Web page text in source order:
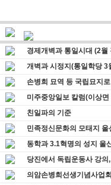
경제개벽과 통일시대 (2월
개벽과 시정지(통일학당 3
손병희 묘역 등 국립묘지
미주중앙일보 칼럼(이상면
친일파의 기준
민족정신문화의 모태지 울
동학과 3.1혁명의 성지 울
당진에서 독립운동사 강의
의암손병희선생기념사업